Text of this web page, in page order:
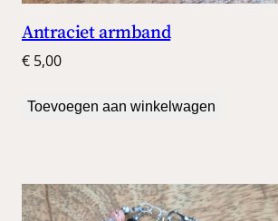
Antraciet armband
€ 5,00
Toevoegen aan winkelwagen